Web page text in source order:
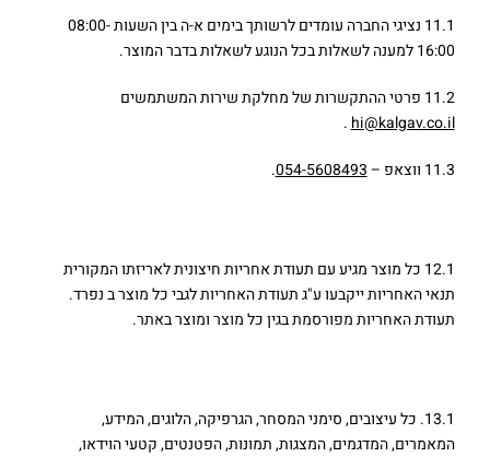
11.1 נציגי החברה עומדים לרשותך בימים א-ה בין השעות 08:00-
16:00 למענה לשאלות בכל הנוגע לשאלות בדבר המוצר.
11.2 פרטי ההתקשרות של מחלקת שירות המשתמשים
hi@kalgav.co.il
.
11.3 ווצאפ – 054-5608493
.
12.1 כל מוצר מגיע עם תעודת אחריות חיצונית לאריזתו המקורית
תנאי האחריות ייקבעו ע"ג תעודת האחריות לגבי כל מוצר ב נפרד.
תעודת האחריות מפורסמת בגין כל מוצר ומוצר באתר.
13.1. כל עיצובים, סימני המסחר, הגרפיקה, הלוגים, המידע,
המאמרים, המדגמים, המצגות, תמונות, הפטנטים, קטעי הוידאו,